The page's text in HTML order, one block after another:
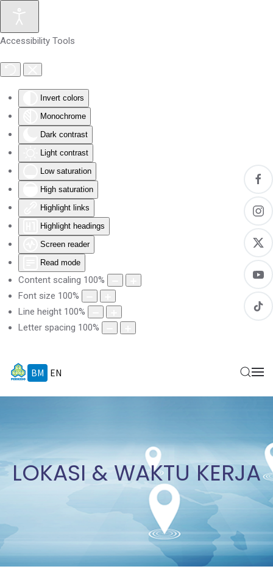
Accessibility Tools
Invert colors
Monochrome
Dark contrast
Light contrast
Low saturation
High saturation
Highlight links
Highlight headings
Screen reader
Read mode
Content scaling 100%
Font size 100%
Line height 100%
Letter spacing 100%
Skip to main content
BM EN
LOKASI & WAKTU KERJA